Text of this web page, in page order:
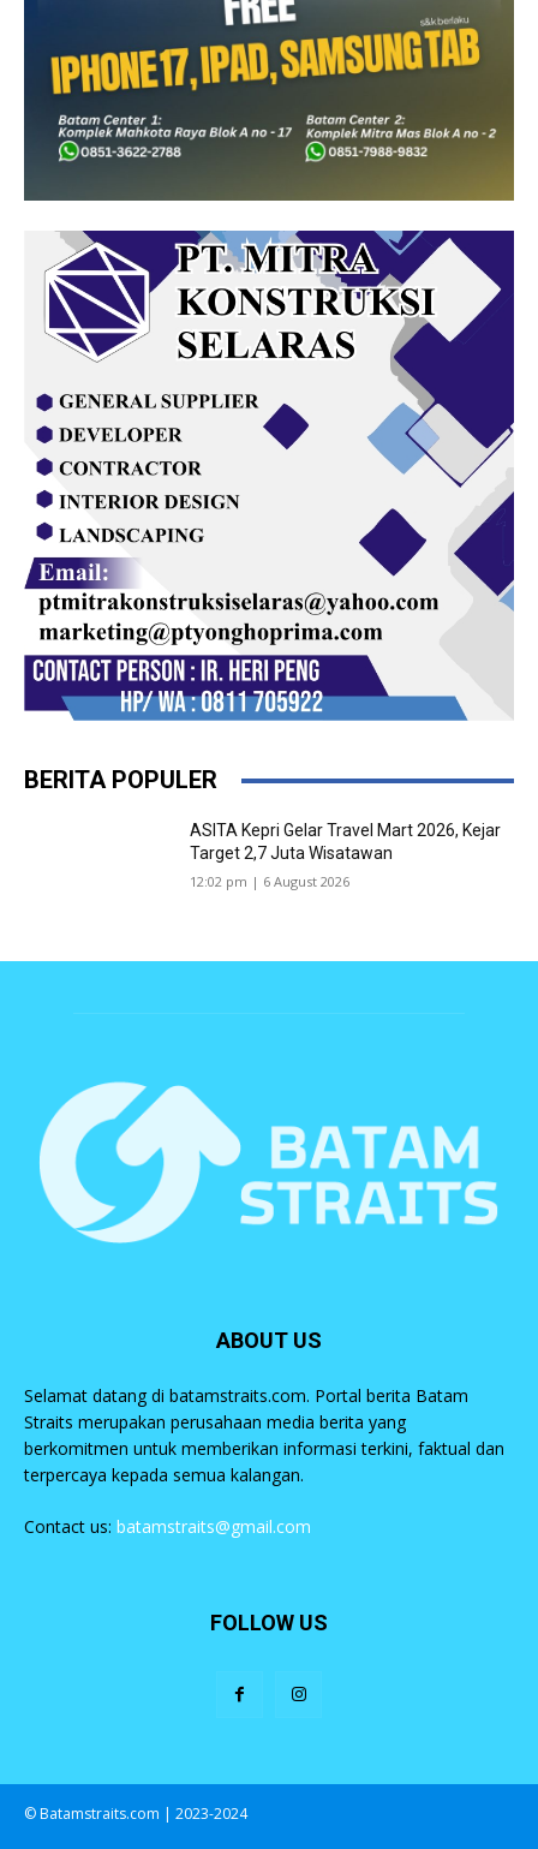
BERITA POPULER
ASITA Kepri Gelar Travel Mart 2026, Kejar
Target 2,7 Juta Wisatawan
12:02 pm | 6 August 2026
ABOUT US
Selamat datang di batamstraits.com. Portal berita Batam
Straits merupakan perusahaan media berita yang
berkomitmen untuk memberikan informasi terkini, faktual dan
terpercaya kepada semua kalangan.
Contact us: batamstraits@gmail.com
FOLLOW US
© Batamstraits.com | 2023-2024